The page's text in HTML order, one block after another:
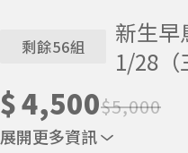
剩餘56組
新生早
1/28（
$4,500$5,000
展開更多資訊